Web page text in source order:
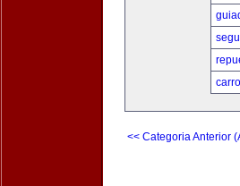
<< Categoria Anterior